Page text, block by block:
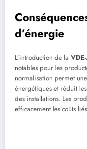
d’énergie
L’introduction de la
notables pour les
normalisation permet
énergétiques et réduit
des installations. Les
efficacement les coûts